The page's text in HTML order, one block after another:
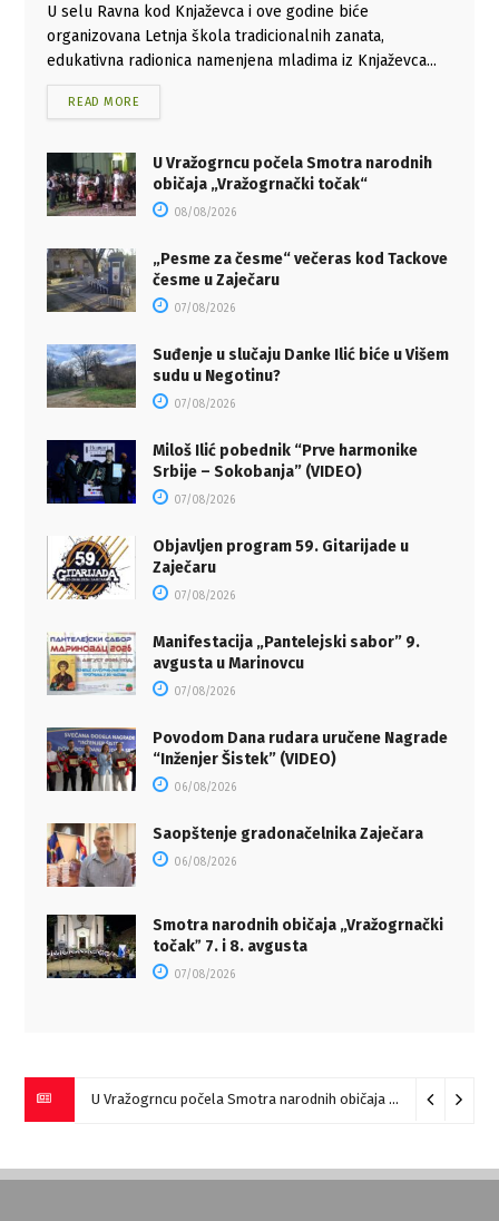
U selu Ravna kod Knjaževca i ove godine biće
organizovana Letnja škola tradicionalnih zanata,
edukativna radionica namenjena mladima iz Knjaževca...
READ MORE
U Vražogrncu počela Smotra narodnih
običaja „Vražogrnački točak“
08/08/2026
„Pesme za česme“ večeras kod Tackove
česme u Zaječaru
07/08/2026
Suđenje u slučaju Danke Ilić biće u Višem
sudu u Negotinu?
07/08/2026
Miloš Ilić pobednik “Prve harmonike
Srbije – Sokobanja” (VIDEO)
07/08/2026
Objavljen program 59. Gitarijade u
Zaječaru
07/08/2026
Manifestacija „Pantelejski sabor” 9.
avgusta u Marinovcu
07/08/2026
Povodom Dana rudara uručene Nagrade
“Inženjer Šistek” (VIDEO)
06/08/2026
Saopštenje gradonačelnika Zaječara
06/08/2026
Smotra narodnih običaja „Vražogrnački
točakˮ 7. i 8. avgusta
07/08/2026
U Vražogrncu počela Smotra narodnih običaja „Vražogrnački točak“